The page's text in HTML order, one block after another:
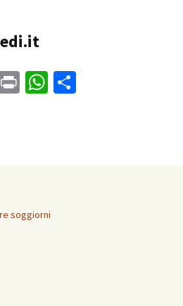
Pr W
soggiorni